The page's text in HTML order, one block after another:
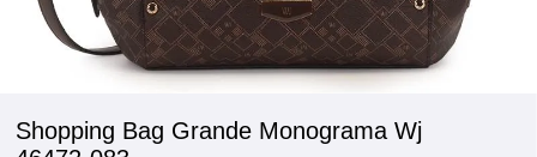
Shopping Bag Grande Monograma Wj